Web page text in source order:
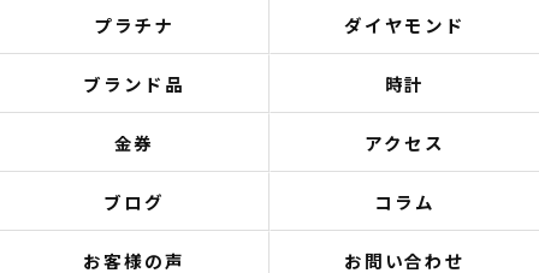
プラチナ ダイヤモンド
ブランド品 時計
金券 アクセス
ブログ コラム
お客様の声 お問い合わせ